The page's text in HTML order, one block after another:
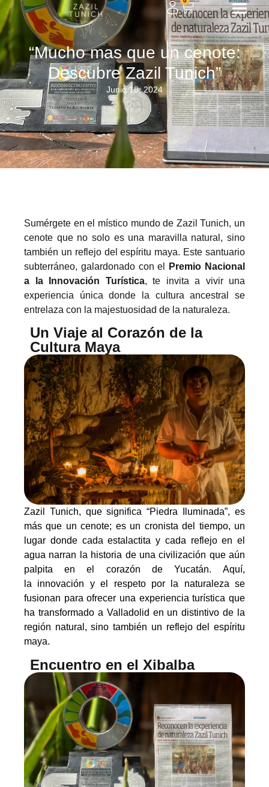
“Mucho mas que un cenote:
Descubre Zazil Tunich”
Junio 18, 2024
Sumérgete en el místico mundo de Zazil Tunich, un
cenote que no solo es una maravilla natural, sino
también un reflejo del espíritu maya. Este santuario
subterráneo, galardonado con el
Premio Nacional
a la Innovación Turística, te invita a vivir una
experiencia única donde la cultura ancestral se
entrelaza con la majestuosidad de la naturaleza.
Un Viaje al Corazón de la
Cultura Maya
Zazil Tunich, que significa “Piedra Iluminada”, es
más que un cenote; es un cronista del tiempo, un
lugar donde cada estalactita y cada reflejo en el
agua narran la historia de una civilización que aún
palpita en el corazón de Yucatán. Aquí,
la innovación y el respeto por la naturaleza se
fusionan para ofrecer una experiencia turística que
ha transformado a Valladolid en un distintivo de la
región natural, sino también un reflejo del espíritu
maya.
Encuentro en el Xibalba